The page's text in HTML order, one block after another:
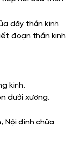
dây thần kinh
đoạn thần kinh
kinh.
dưới xương.
Nội đình chữa